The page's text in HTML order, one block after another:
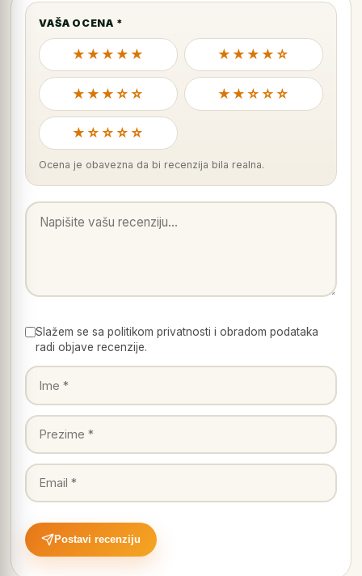
VAŠA OCENA *
★★★★★ ★★★★☆
★★★☆☆ ★★☆☆☆
★☆☆☆☆
Ocena je obavezna da bi recenzija bila realna.
Slažem se sa politikom privatnosti i obradom podataka
radi objave recenzije.
Postavi recenziju